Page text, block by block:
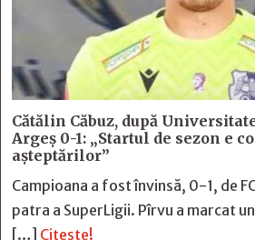
Cătălin Căbuz, după
Argeș 0-1: „Startul de sezon e
așteptărilor”
Campioana a fost învinsă, 0-1, de
patra a SuperLigii. Pîrvu a marcat
[…] Citește!